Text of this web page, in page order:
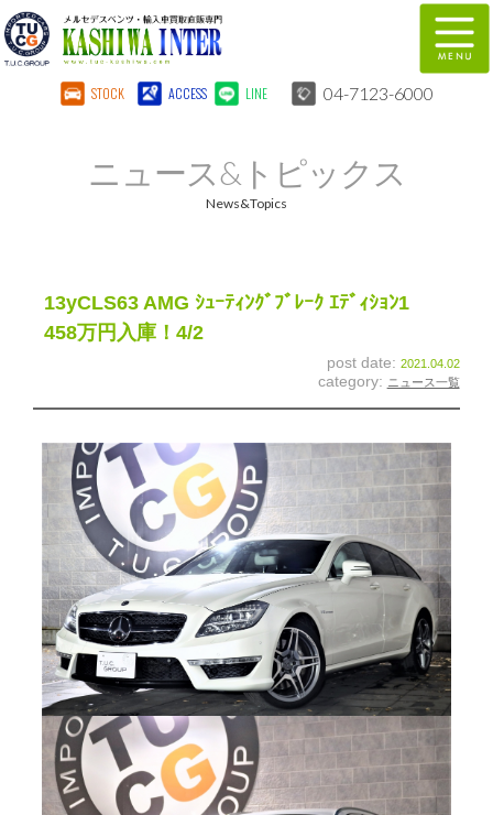
STOCK ACCESS LINE 04-7123-6000
特別作業
注文販売
スタッフ紹介
会社概要 個人情報保護方針
スタッフブログ 納車情報
ホーム T.U.C.GROUP
ニュース&トピックス
News&Topics
13yCLS63 AMG ｼｭｰﾃｨﾝｸﾞﾌﾞﾚｰｸ ｴﾃﾞｨｼｮﾝ1
458万円入庫！4/2
post date: 2021.04.02
category: ニュース一覧